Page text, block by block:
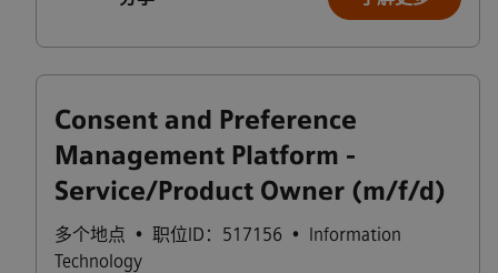
Consent and Preference
Management Platform -
Service/Product Owner (m/f/d)
多个地点 • 职位ID：517156 • Information
Technology